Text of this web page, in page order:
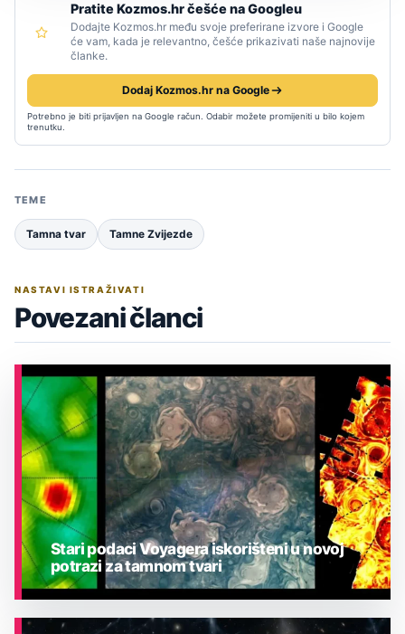
Pratite Kozmos.hr češće na Googleu
Dodajte Kozmos.hr među svoje preferirane izvore i Google
će vam, kada je relevantno, češće prikazivati naše najnovije
članke.
Dodaj Kozmos.hr na Google
Potrebno je biti prijavljen na Google račun. Odabir možete promijeniti u bilo kojem
trenutku.
TEME
Tamna tvar Tamne Zvijezde
NASTAVI ISTRAŽIVATI
Povezani članci
Stari podaci Voyagera iskorišteni u novoj
potrazi za tamnom tvari